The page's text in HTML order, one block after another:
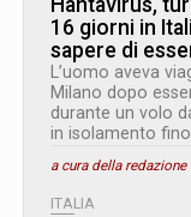
16 giorni in
sapere di
L’uomo aveva
Milano dopo
durante un volo
in isolamento fino
a cura della redazione
ITALIA